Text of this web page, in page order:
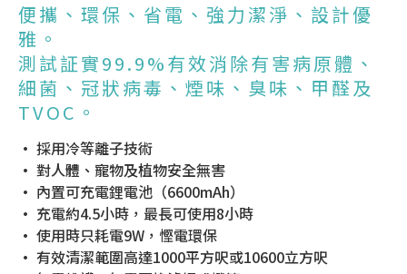
便攜、環保、省電、強力潔淨、設計優
雅。
測試証實99.9%有效消除有害病原體、
細菌、冠狀病毒、煙味、臭味、甲醛及
TVOC。
• 採用冷等離子技術
• 對人體、寵物及植物安全無害
• 內置可充電鋰電池（6600mAh）
• 充電約4.5小時，最長可使用8小時
• 使用時只耗電9W，慳電環保
• 有效清潔範圍高達1000平方呎或10600立方呎